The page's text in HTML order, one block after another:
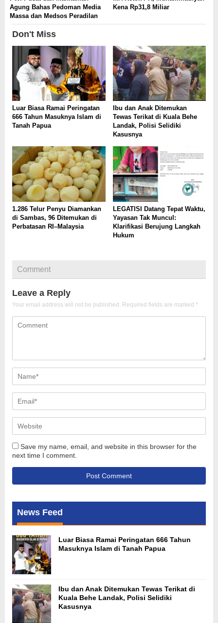
Agung Bahas Pedoman Media
Massa dan Medsos Peradilan
Kena Rp31,8 Miliar
Don't Miss
Luar Biasa Ramai Peringatan
666 Tahun Masuknya Islam di
Tanah Papua
Ibu dan Anak Ditemukan
Tewas Terikat di Kuala Behe
Landak, Polisi Selidiki
Kasusnya
1.286 Telur Penyu Diamankan
di Sambas, 96 Ditemukan di
Perbatasan RI–Malaysia
LEGATISI Datang Tepat Waktu,
Yayasan Tak Muncul:
Klarifikasi Berujung Langkah
Hukum
Comment
Leave a Reply
Your email address will not be published. Required fields are marked *
Save my name, email, and website in this browser for the
next time I comment.
News Feed
Luar Biasa Ramai Peringatan 666 Tahun
Masuknya Islam di Tanah Papua
Ibu dan Anak Ditemukan Tewas Terikat di
Kuala Behe Landak, Polisi Selidiki
Kasusnya